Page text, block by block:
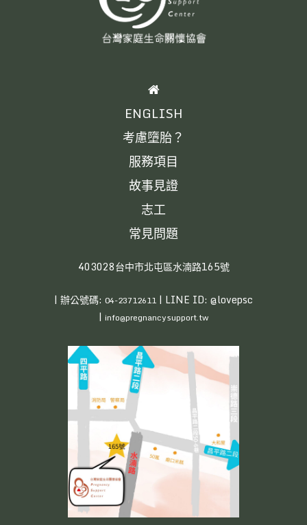
HOME
ENGLISH
考慮墮胎？
服務項目
故事見證
志工
常見問題
403028台中市北屯區水湳路165號
| 辦公號碼: 04-23712611 | LINE ID: @lovepsc
| info@pregnancysupport.tw